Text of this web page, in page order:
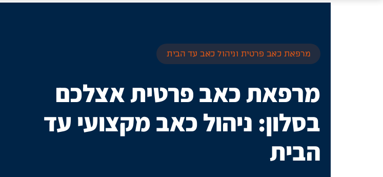
מרפאת כאב פרטית וניהול כאב עד הבית
מרפאת כאב פרטית אצלכם
בסלון: ניהול כאב מקצועי עד
הבית